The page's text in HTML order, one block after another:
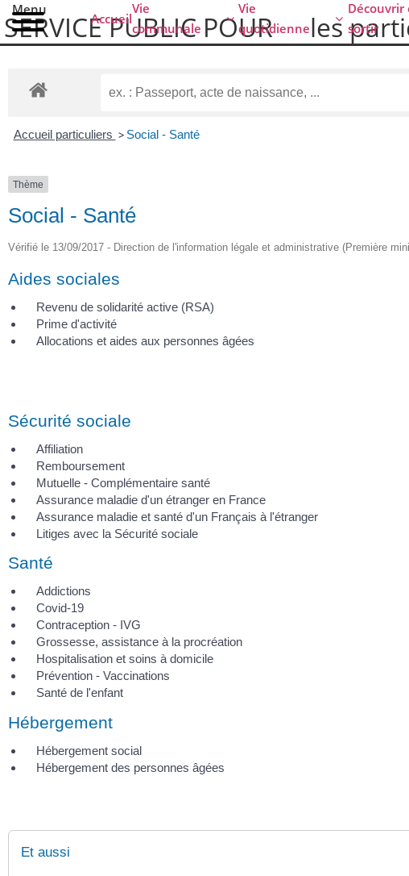
Menu
Accueil
Vie
communale
Vie
quotidienne
Découvrir
sortir
SERVICE PUBLIC POUR​ les
Accueil particuliers > Social - Santé
Thème
Social - Santé
Vérifié le 13/09/2017 - Direction de l'information légale et administrative (Première
Aides sociales
Revenu de solidarité active (RSA)
Prime d'activité
Allocations et aides aux personnes âgées
Sécurité sociale
Affiliation
Remboursement
Mutuelle - Complémentaire santé
Assurance maladie d'un étranger en France
Assurance maladie et santé d'un Français à l'étranger
Litiges avec la Sécurité sociale
Santé
Addictions
Covid-19
Contraception - IVG
Grossesse, assistance à la procréation
Hospitalisation et soins à domicile
Prévention - Vaccinations
Santé de l'enfant
Hébergement
Hébergement social
Hébergement des personnes âgées
Et aussi